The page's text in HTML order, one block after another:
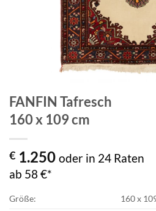
FANFIN Tafresch
160 x 109 cm
€ 1.250 oder in 24 Raten
ab 58 €*
Größe:
160 x